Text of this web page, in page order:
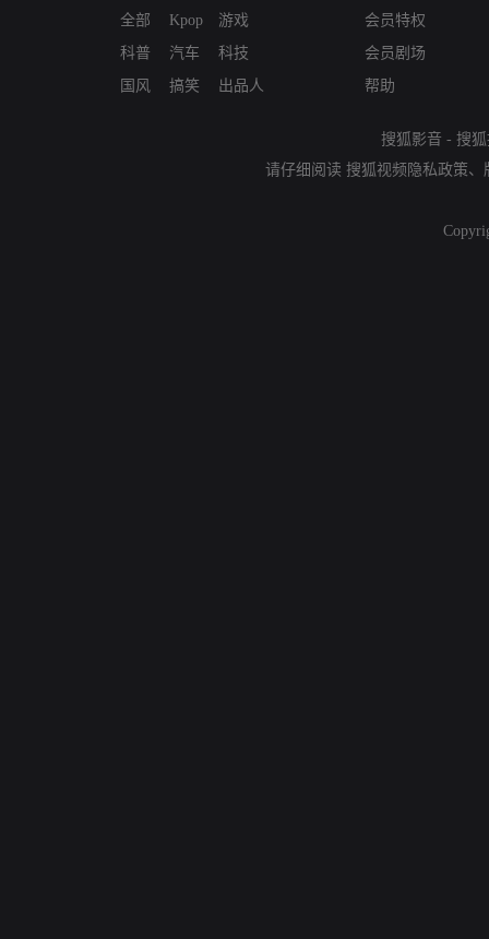
全部
科普
国风
Kpop
汽车
搞笑
游戏
科技
出品人
会员特权
会员剧场
帮助
搜狐影音 - 搜
请仔细阅读 搜狐视频隐私政策、